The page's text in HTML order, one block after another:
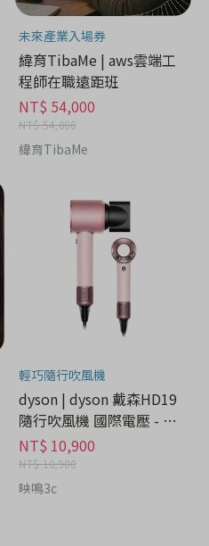
未來產業入場券
緯育TibaMe | aws雲端工
程師在職遠距班
NT$ 54,000
NT$ 54,000
緯育TibaMe
輕巧隨行吹風機
dyson | dyson 戴森HD19
隨行吹風機 國際電壓 - 家
電分期
NT$ 10,900
NT$ 10,900
映鳴3c